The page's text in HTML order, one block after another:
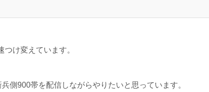
け変えています。
側900帯を配信しながらやりたいと思っています。